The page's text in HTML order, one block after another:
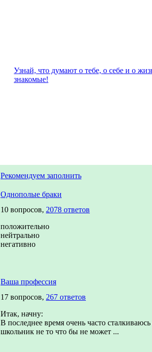
Узнай, что думают о тебе, о себе и о
знакомые!
Рекомендуем заполнить
Однополые браки
10 вопросов, 2078 ответов
положительно
нейтрально
негативно
Ваша профессия
17 вопросов, 267 ответов
Итак, начну:
В последнее время очень часто
школьник не то что бы не может ...